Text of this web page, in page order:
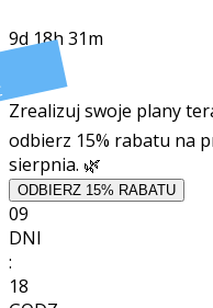
9d 18h 31m
Zrealizuj swoje plany
odbierz 15% rabatu na
sierpnia. 🌿
ODBIERZ 15% RABATU
09
DNI
:
18